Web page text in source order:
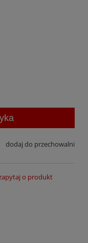
dodaj do przechowalni
o produkt